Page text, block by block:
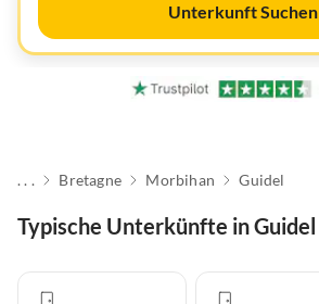
Unterkunft Suchen
. . . Bretagne Morbihan Guidel
Typische Unterkünfte in Guidel